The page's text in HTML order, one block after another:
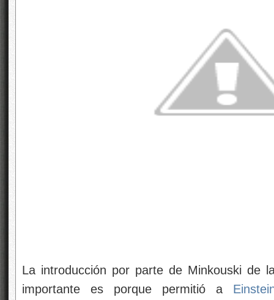
La introducción por parte de Minkouski de
importante es porque permitió a